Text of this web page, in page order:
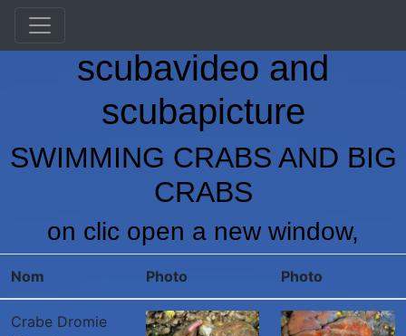
scubavideo and
scubapicture
SWIMMING CRABS AND BIG
CRABS
on clic open a new window,
Nom Photo Photo
Crabe Dromie